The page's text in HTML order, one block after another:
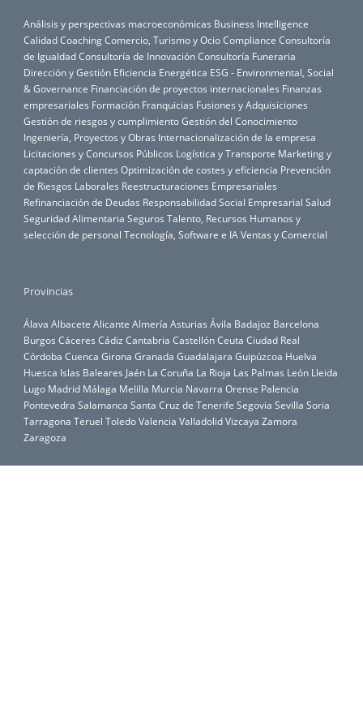
Análisis y perspectivas macroeconómicas Business Intelligence
CalidadCoachingComercio, Turismo y OcioCompliance Consultoría
de IgualdadConsultoría de InnovaciónConsultoría Funeraria
Dirección y Gestión Eficiencia Energética ESG - Environmental, Social
& Governance Financiación de proyectos internacionales Finanzas
empresariales Formación Franquicias Fusiones y Adquisiciones
Gestión de riesgos y cumplimientoGestión del Conocimiento
Ingeniería, Proyectos y Obras Internacionalización de la empresa
Licitaciones y Concursos Públicos Logística y Transporte Marketing y
captación de clientes Optimización de costes y eficiencia Prevención
de Riesgos Laborales Reestructuraciones Empresariales
Refinanciación de Deudas Responsabilidad Social Empresarial Salud
Seguridad Alimentaria Seguros Talento, Recursos Humanos y
selección de personal Tecnología, Software e IA Ventas y Comercial
Provincias
Álava Albacete Alicante Almería Asturias Ávila Badajoz Barcelona
Burgos Cáceres Cádiz Cantabria CastellónCeuta Ciudad Real
Córdoba Cuenca Girona Granada Guadalajara Guipúzcoa Huelva
Huesca Islas Baleares Jaén La Coruña La Rioja Las Palmas León Lleida
Lugo Madrid Málaga Melilla Murcia Navarra Orense Palencia
Pontevedra Salamanca Santa Cruz de Tenerife Segovia Sevilla Soria
Tarragona Teruel ToledoValencia ValladolidVizcaya Zamora
Zaragoza